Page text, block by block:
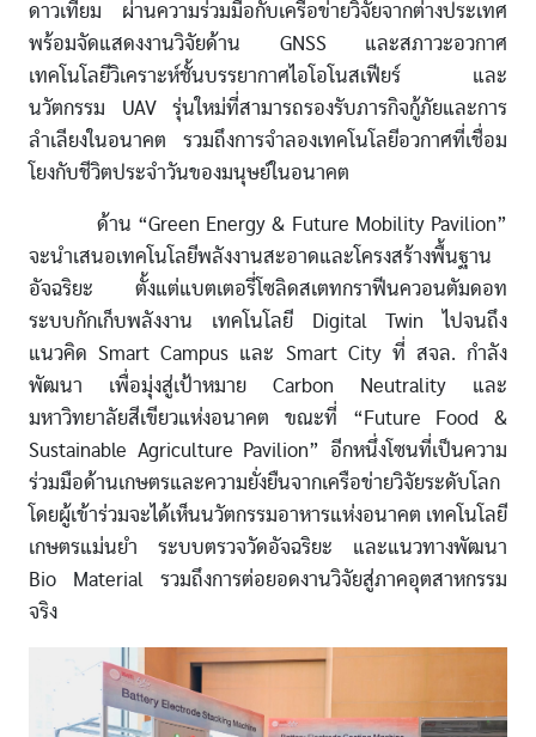
ดาวเทียม ผ่านความร่วมมือกับเครือข่ายวิจัยจากต่างประเทศ
พร้อมจัดแสดงงานวิจัยด้าน GNSS และสภาวะอวกาศ
เทคโนโลยีวิเคราะห์ชั้นบรรยากาศไอโอโนสเฟียร์ และ
นวัตกรรม UAV รุ่นใหม่ที่สามารถรองรับภารกิจกู้ภัยและการ
ลำเลียงในอนาคต รวมถึงการจำลองเทคโนโลยีอวกาศที่เชื่อม
โยงกับชีวิตประจำวันของมนุษย์ในอนาคต
ด้าน “Green Energy & Future Mobility Pavilion”
จะนำเสนอเทคโนโลยีพลังงานสะอาดและโครงสร้างพื้นฐาน
อัจฉริยะ ตั้งแต่แบตเตอรี่โซลิดสเตทกราฟีนควอนตัมดอท
ระบบกักเก็บพลังงาน เทคโนโลยี Digital Twin ไปจนถึง
แนวคิด Smart Campus และ Smart City ที่ สจล. กำลัง
พัฒนา เพื่อมุ่งสู่เป้าหมาย Carbon Neutrality และ
มหาวิทยาลัยสีเขียวแห่งอนาคต ขณะที่ “Future Food &
Sustainable Agriculture Pavilion” อีกหนึ่งโซนที่เป็นความ
ร่วมมือด้านเกษตรและความยั่งยืนจากเครือข่ายวิจัยระดับโลก
โดยผู้เข้าร่วมจะได้เห็นนวัตกรรมอาหารแห่งอนาคต เทคโนโลยี
เกษตรแม่นยำ ระบบตรวจวัดอัจฉริยะ และแนวทางพัฒนา
Bio Material รวมถึงการต่อยอดงานวิจัยสู่ภาคอุตสาหกรรม
จริง